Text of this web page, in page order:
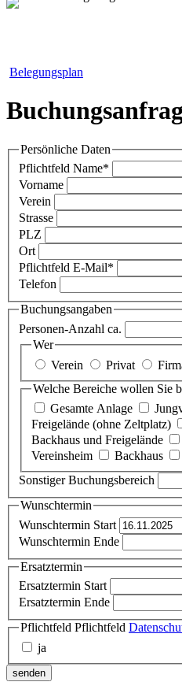
Belegungsplan
Persönliche Daten
Pflichtfeld Name*
Vorname
Verein
Strasse
PLZ
Ort
Pflichtfeld E-Mail*
Telefon
Buchungsangaben
Personen-Anzahl ca.
Wer
Verein
Privat
Welche Bereiche wollen Sie
Gesamte Anlage
Freigelände (ohne Zeltplatz)
Backhaus und Freigelände
Vereinsheim
Backhaus
Sonstiger Buchungsbereich
Wunschtermin
Wunschtermin Start
Wunschtermin Ende
Ersatztermin
Ersatztermin Start
Ersatztermin Ende
Pflichtfeld Pflichtfeld
ja
senden